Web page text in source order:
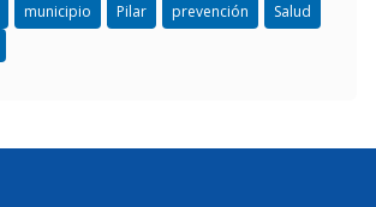
municipio Pilar prevención
Salud